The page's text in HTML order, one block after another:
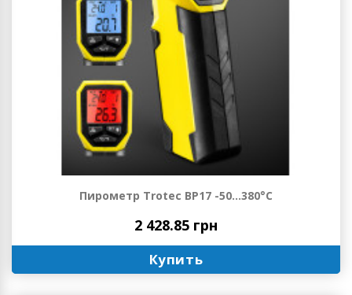
Пирометр Trotec BP17 -50...380°C
2 428.85 грн
Купить